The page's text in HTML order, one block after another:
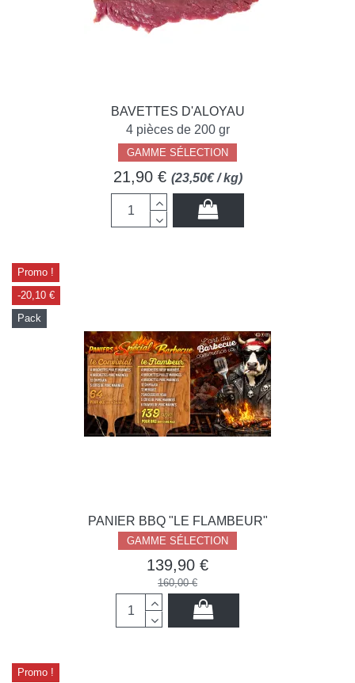
BAVETTES D'ALOYAU
4 pièces de 200 gr
GAMME SÉLECTION
21,90 € (23,50€ / kg)
Promo !
-20,10 €
Pack
PANIER BBQ "LE FLAMBEUR"
GAMME SÉLECTION
139,90 €
160,00 €
Promo !